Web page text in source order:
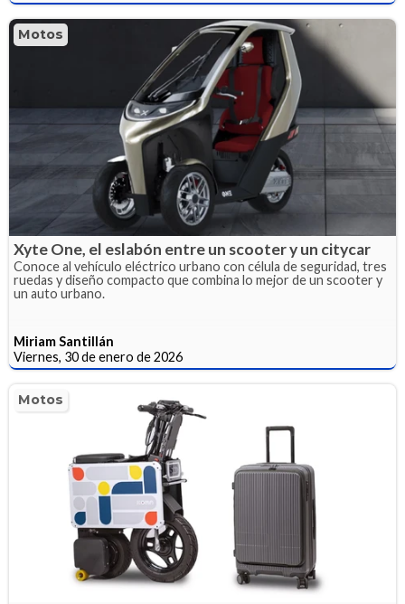
Motos
Xyte One, el eslabón entre un scooter y un citycar
Conoce al vehículo eléctrico urbano con célula de seguridad, tres
ruedas y diseño compacto que combina lo mejor de un scooter y
un auto urbano.
Miriam Santillán
Viernes, 30 de enero de 2026
Motos